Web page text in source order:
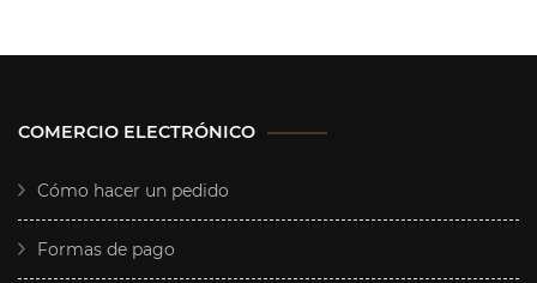
COMERCIO ELECTRÓNICO
Cómo hacer un pedido
Formas de pago